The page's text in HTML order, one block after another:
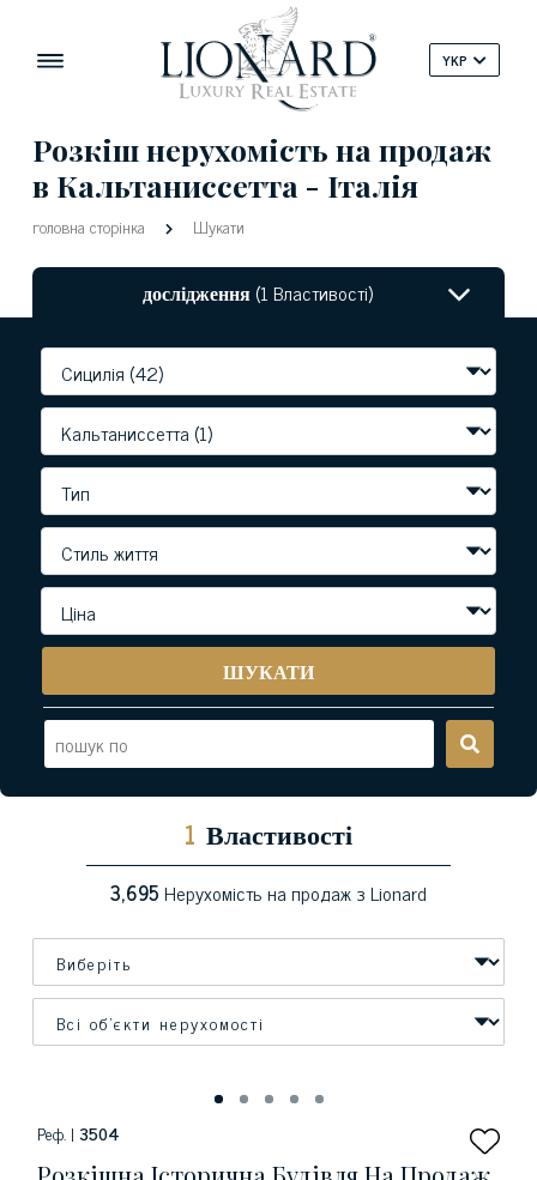
YKP
Розкіш нерухомість на продаж
в Кальтаниссетта - Італія
головна сторінка Шукати
дослідження(1 Властивості)
ШУКАТИ
1 Властивості
3,695Нерухомість на продаж з Lionard
Реф. | 3504